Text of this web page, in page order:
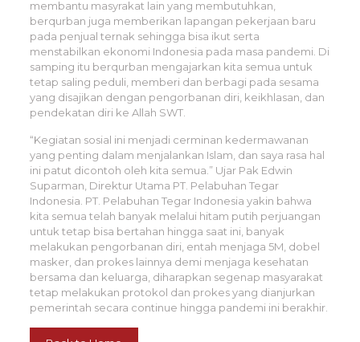
membantu masyrakat lain yang membutuhkan,
berqurban juga memberikan lapangan pekerjaan baru
pada penjual ternak sehingga bisa ikut serta
menstabilkan ekonomi Indonesia pada masa pandemi. Di
samping itu berqurban mengajarkan kita semua untuk
tetap saling peduli, memberi dan berbagi pada sesama
yang disajikan dengan pengorbanan diri, keikhlasan, dan
pendekatan diri ke Allah SWT.
“Kegiatan sosial ini menjadi cerminan kedermawanan
yang penting dalam menjalankan Islam, dan saya rasa hal
ini patut dicontoh oleh kita semua.” Ujar Pak Edwin
Suparman, Direktur Utama PT. Pelabuhan Tegar
Indonesia. PT. Pelabuhan Tegar Indonesia yakin bahwa
kita semua telah banyak melalui hitam putih perjuangan
untuk tetap bisa bertahan hingga saat ini, banyak
melakukan pengorbanan diri, entah menjaga 5M, dobel
masker, dan prokes lainnya demi menjaga kesehatan
bersama dan keluarga, diharapkan segenap masyarakat
tetap melakukan protokol dan prokes yang dianjurkan
pemerintah secara continue hingga pandemi ini berakhir.